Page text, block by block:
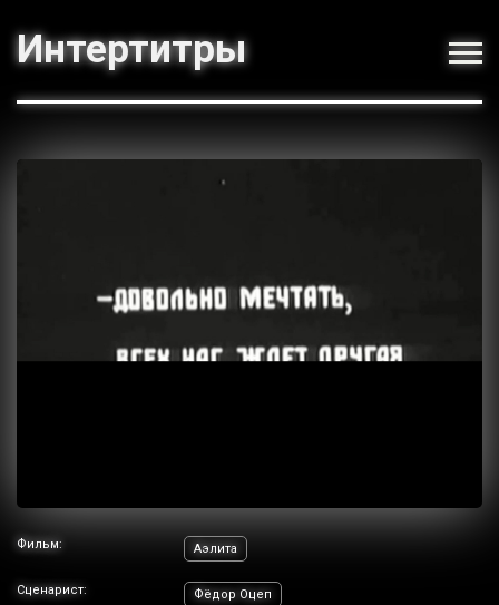
Интертитры
Фильм: Аэлита
Сценарист: Фёдор Оцеп